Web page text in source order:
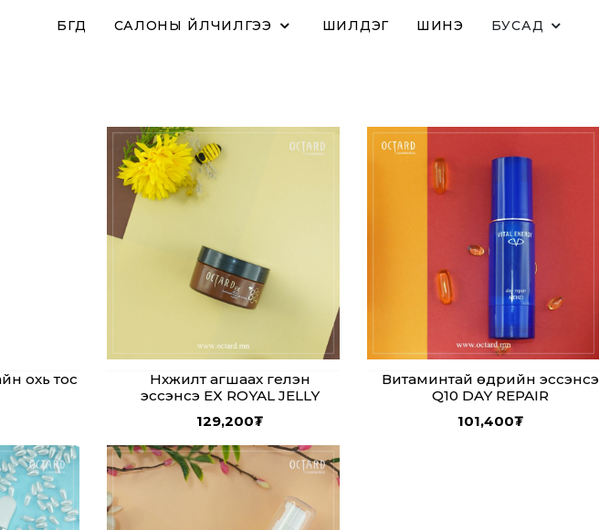
БҮГД САЛОНЫ ҮЙЛЧИЛГЭЭ ШИЛДЭГ ШИНЭ БУСАД
охь тос
Нүхжилт агшаах гелэн
эссэнсэ EX ROYAL JELLY
129,200₮
Витаминтай өдрийн эссэнсэ
Q10 DAY REPAIR
101,400₮